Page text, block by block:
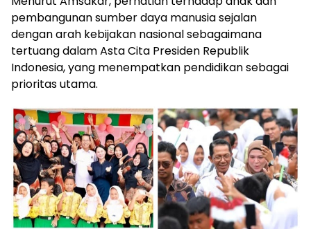
pembangunan sumber daya manusia sejalan
dengan arah kebijakan nasional sebagaimana
tertuang dalam Asta Cita Presiden Republik
Indonesia, yang menempatkan pendidikan sebagai
prioritas utama.